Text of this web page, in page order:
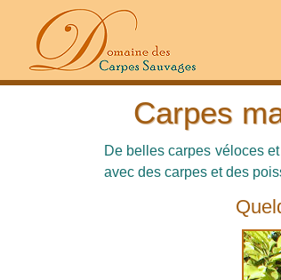
Carpes
De belles carpes véloces
avec des carpes et des